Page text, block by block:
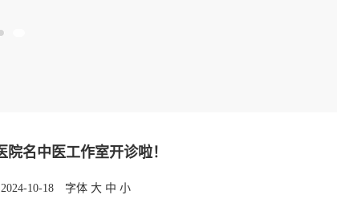
名中医工作室开诊啦！
10-18 字体 大 中 小